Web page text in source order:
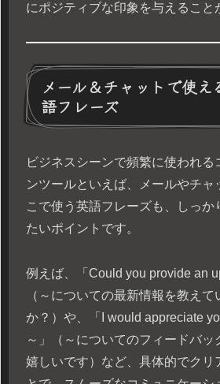
にポジティブな印象を与えること
メール＆チャットで使え
語フレーズ
ビジネスシーンで頻繁に使われる
ンツールといえば、メールやチャ
こで使う英語フレーズも、しっか
たいポイントです。
例えば、「Could you provide an
（～についての最新情報を教えて
か？）や、「I would appreciate
～」（～についてのフィードバッ
嬉しいです）など、具体的でクリ